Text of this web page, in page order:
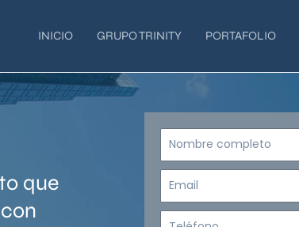
INICIO GRUPO TRINITY PORTAFOLIO
que
Nombre
Email
Teléfono